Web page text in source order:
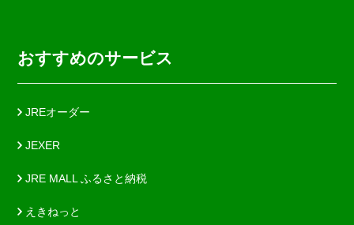
おすすめのサービス
JREオーダー
JEXER
JRE MALL ふるさと納税
えきねっと